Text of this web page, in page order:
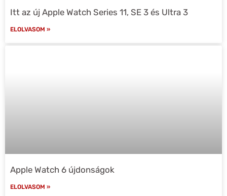
Itt az új Apple Watch Series 11, SE 3 és Ultra 3
ELOLVASOM »
Apple Watch 6 újdonságok
ELOLVASOM »